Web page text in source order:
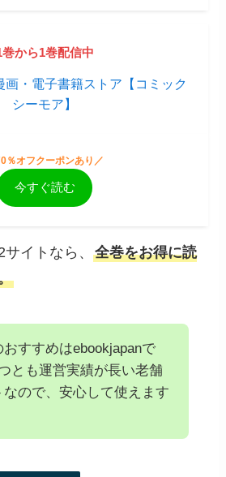
巻から1巻配信中
％オフクーポンあり／
今すぐ読む
サイトなら、全巻をお得に読
おすすめはebookjapanで
とも運営実績が長い老舗
なので、安心して使えます